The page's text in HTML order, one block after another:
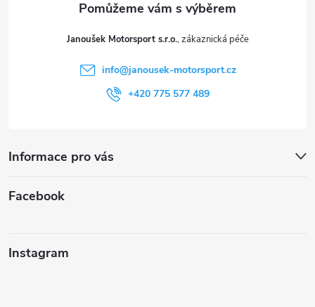
Janoušek Motorsport s.r.o.
info@janousek-motorsport.cz
+420 775 577 489
Informace pro vás
Facebook
Instagram